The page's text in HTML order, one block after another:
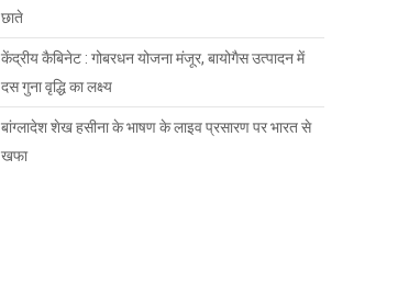
छाते
केंद्रीय कैबिनेट : गोबरधन योजना मंजूर, बायोगैस उत्पादन में
दस गुना वृद्धि का लक्ष्य
बांग्लादेश शेख हसीना के भाषण के लाइव प्रसारण पर भारत से
खफा